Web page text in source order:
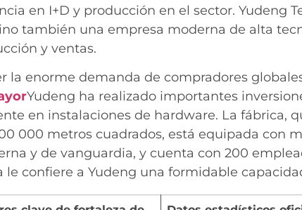
en I+D y producción en el sector. Yudeng
también una empresa moderna de alta
y ventas.
la enorme demanda de compradores
Yudeng ha realizado importantes
en instalaciones de hardware. La fábrica,
000 metros cuadrados, está equipada con
y de vanguardia, y cuenta con 200
le confiere a Yudeng una formidable